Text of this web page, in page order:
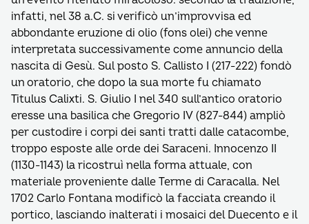
infatti, nel 38 a.C. si verificò un’improvvisa ed
abbondante eruzione di olio (fons olei) che venne
interpretata successivamente come annuncio della
nascita di Gesù. Sul posto S. Callisto I (217-222) fondò
un oratorio, che dopo la sua morte fu chiamato
Titulus Calixti. S. Giulio I nel 340 sull’antico oratorio
eresse una basilica che Gregorio IV (827-844) ampliò
per custodire i corpi dei santi tratti dalle catacombe,
troppo esposte alle orde dei Saraceni. Innocenzo II
(1130-1143) la ricostruì nella forma attuale, con
materiale proveniente dalle Terme di Caracalla. Nel
1702 Carlo Fontana modificò la facciata creando il
portico, lasciando inalterati i mosaici del Duecento e il